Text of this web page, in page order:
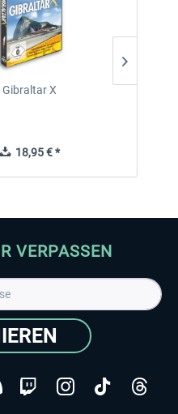
Gibraltar X
18,95 € *
VERPASSEN